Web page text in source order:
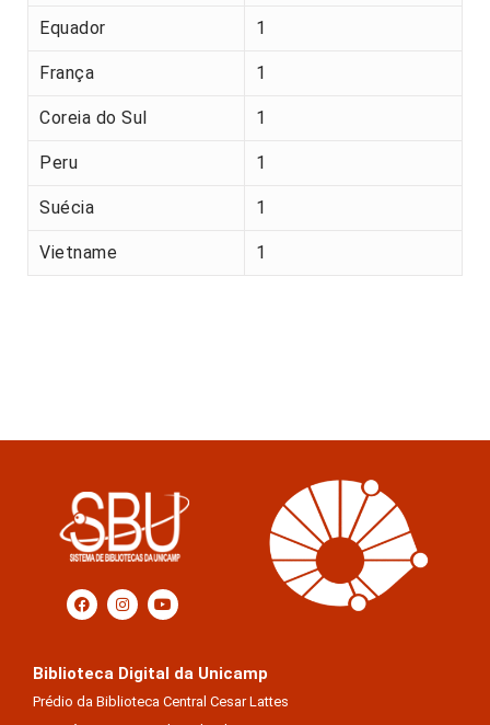
Equador 1
França 1
Coreia do Sul 1
Peru 1
Suécia 1
Vietname 1
Biblioteca Digital da Unicamp
Prédio da Biblioteca Central Cesar Lattes